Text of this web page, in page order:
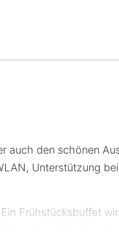
auch den schönen
Unterstützung
Frühstücksbuffet